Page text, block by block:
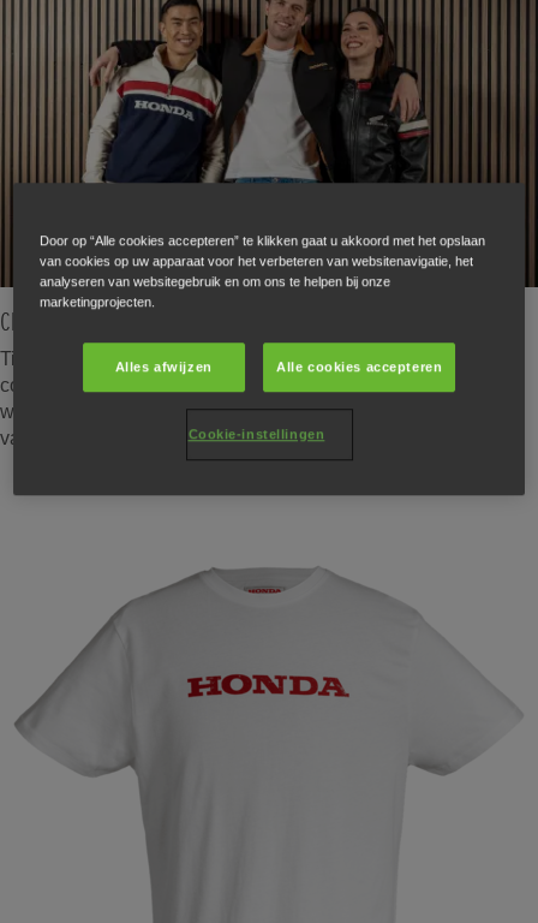
Classical Heritage
Tijdloos design en verfijnde kwaliteit komen samen in deze
collectie, gemaakt voor wie elegantie en oog voor detail
waardeert. Het is de ultieme vertaling van Honda’s kwaliteit,
vakmanschap en stijl.
Door op “Alle cookies accepteren” te klikken gaat u akkoord met het opslaan
van cookies op uw apparaat voor het verbeteren van websitenavigatie, het
analyseren van websitegebruik en om ons te helpen bij onze
marketingprojecten.
Alles afwijzen Alle cookies accepteren
Cookie-instellingen